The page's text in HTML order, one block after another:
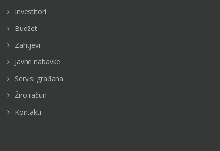
Investitori
Budžet
Zahtjevi
Javne nabavke
Servisi građana
Žiro račun
Kontakti